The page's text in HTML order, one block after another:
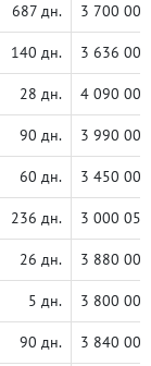
687 дн. 3 700 000
140 дн. 3 636 000
28 дн. 4 090 000
90 дн. 3 990 000
60 дн. 3 450 000
236 дн. 3 000 050
26 дн. 3 880 000
5 дн. 3 800 000
90 дн. 3 840 000